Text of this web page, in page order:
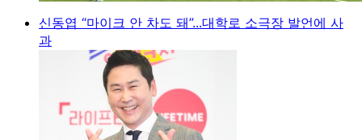
신동엽 “마이크 안 차도 돼”...대학로 소극장 발언에 사
과